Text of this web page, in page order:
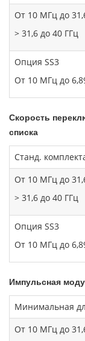
От 10 МГц до
> 31,6 до 40 ГГц
Опция SS3
От 10 МГц до
Скорость
списка
Станд.
От 10 МГц до
> 31,6 до 40 ГГц
Опция SS3
От 10 МГц до
Импульсная
Минимальная
От 10 МГц до